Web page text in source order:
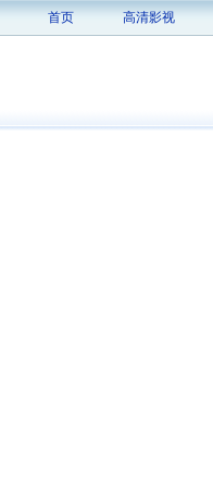
首页 高清影视